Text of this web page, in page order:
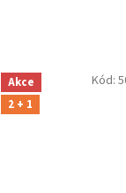
Akce
2 + 1
Kód: